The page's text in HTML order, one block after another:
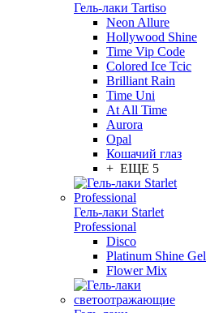
Гель-лаки Tartiso
Neon Allure
Hollywood Shine
Time Vip Code
Colored Ice Tcic
Brilliant Rain
Time Uni
At All Time
Aurora
Opal
Кошачий глаз
+ ЕЩЕ 5
Гель-лаки Starlet
Professional
Disco
Platinum Shine Gel
Flower Mix